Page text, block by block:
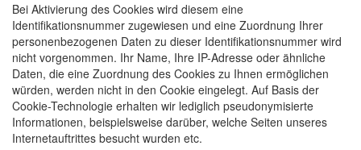
Bei Aktivierung des Cookies wird diesem eine
Identifikationsnummer zugewiesen und eine Zuordnung Ihrer
personenbezogenen Daten zu dieser Identifikationsnummer wird
nicht vorgenommen. Ihr Name, Ihre IP-Adresse oder ähnliche
Daten, die eine Zuordnung des Cookies zu Ihnen ermöglichen
würden, werden nicht in den Cookie eingelegt. Auf Basis der
Cookie-Technologie erhalten wir lediglich pseudonymisierte
Informationen, beispielsweise darüber, welche Seiten unseres
Internetauftrittes besucht wurden etc.